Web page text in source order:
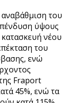
του
ύψους
νέου
του
ενώ
Fraport
45%, ενώ τα